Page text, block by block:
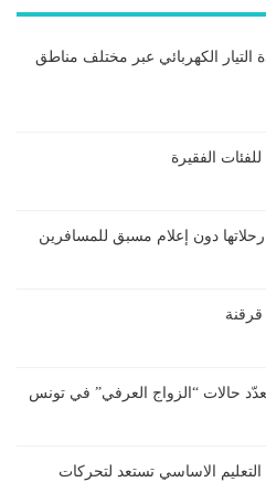
التيار الكهربائي عبر مختلف مناطق
الفقيرة
دون إعلام مسبق للمسافرين
حالات “الزواج العرفي” في تونس
الاساسي تستعد لتحركات